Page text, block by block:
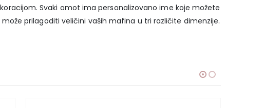
Svaki omot ima personalizovano ime koje možete
prilagoditi veličini vaših mafina u tri različite dimenzije.